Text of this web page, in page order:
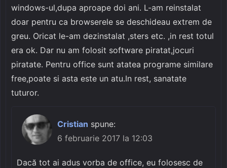
windows-ul,dupa aproape doi ani. L-am reinstalat
doar pentru ca browserele se deschideau extrem de
greu. Oricat le-am dezinstalat ,sters etc. ,in rest totul
era ok. Dar nu am folosit software piratat,jocuri
piratate. Pentru office sunt atatea programe similare
free,poate si asta este un atu.In rest, sanatate
tuturor.
Cristian spune:
6 februarie 2017 la 12:03
Dacă tot ai adus vorba de office, eu folosesc de